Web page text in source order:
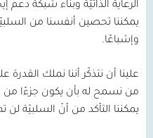
الرعاية الذاتيّة وبناء شبكة دعم
يمكننا تحصين أنفسنا من
وإشباعًا.
علينا أن نتذكّر أننا نملك القدرة
من نسمح له بأن يكون جزءًا من
يمكننا التأكد من أنّ السلبيّة